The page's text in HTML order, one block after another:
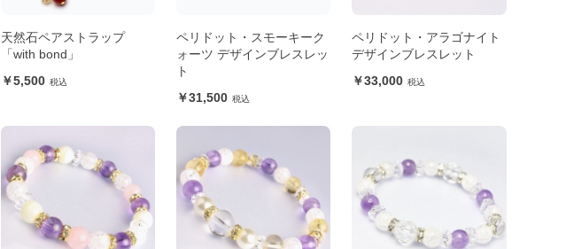
天然石ペアストラップ
「with bond」
5,500
ペリドット・スモーキーク
ォーツ デザインブレスレッ
ト
31,500
ペリドット・アラゴナイト
デザインブレスレット
33,000